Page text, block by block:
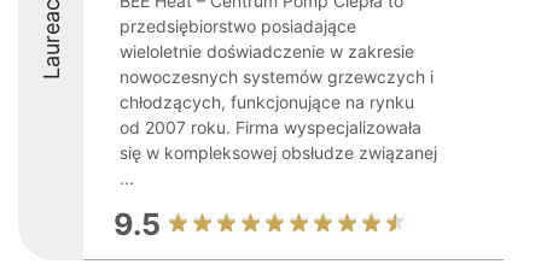
Laureaci
przedsiębiorstwo posiadające
wieloletnie doświadczenie w zakresie
nowoczesnych systemów grzewczych i
chłodzących, funkcjonujące na rynku
od 2007 roku. Firma wyspecjalizowała
się w kompleksowej obsłudze związanej
...
9.5